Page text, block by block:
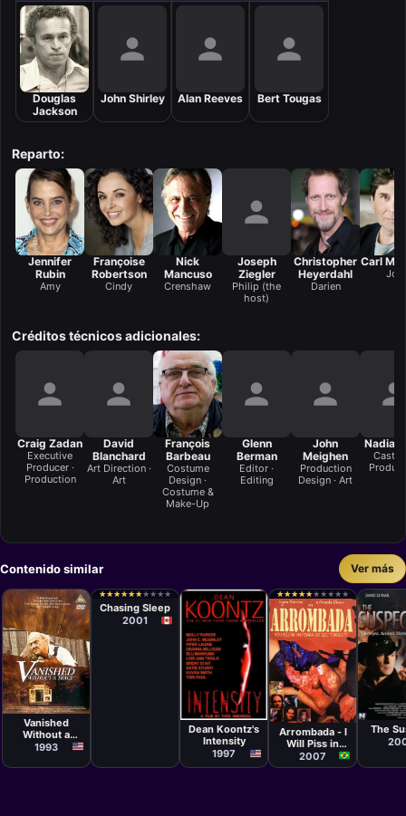
Douglas
Jackson
John Shirley Alan Reeves Bert Tougas
Reparto:
Jennifer
Rubin
Amy
Françoise
Robertson
Cindy
Nick
Mancuso
Crenshaw
Joseph
Ziegler
Philip (the
host)
Christopher
Heyerdahl
Darien
Carl
Joe
Créditos técnicos adicionales:
Craig Zadan
Executive
Producer ·
Production
David
Blanchard
Art Direction ·
Art
François
Barbeau
Costume
Design ·
Costume &
Make-Up
Glenn
Berman
Editor ·
Editing
John
Meighen
Production
Design · Art
Nadia
Contenido similar Ver más
Película
Vern Gillum
Vanished
Without a
Trace
1993
★
★★
★★
★★
★★
★★
★★
★ ★
★ ★
★ ★
★
Michael
Walker
Chasing Sleep
2001
Película
Yves
Simoneau
Dean Koontz's
Intensity
1997
★
★★
★★
★★
★★
★★
★ ★
★ ★
★ ★
★ ★
★
Película
Petter
Baiestorf
Arrombada - I
Will Piss in
Your Grave
2007
Keoni
The